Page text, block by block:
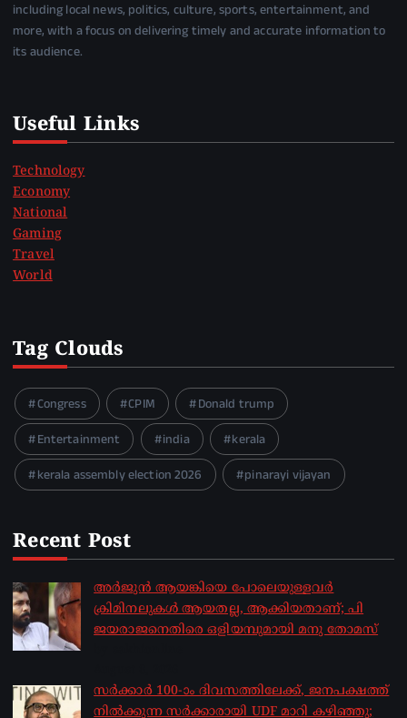
including local news, politics, culture, sports, entertainment, and
more, with a focus on delivering timely and accurate information to
its audience.
Useful Links
Technology
Economy
National
Gaming
Travel
World
Tag Clouds
Congress CPIM
Donald trump
Entertainment
india
kerala
kerala assembly election 2026
pinarayi vijayan
Recent Post
അർജുൻ ആയങ്കിയെ പോലെയുള്ളവർ
ക്രിമിനലുകൾ ആയതല്ല, ആക്കിയതാണ്; പി
ജയരാജനെതിരെ ഒളിയമ്പുമായി മനു തോമസ്
സർക്കാർ 100-ാം ദിവസത്തിലേക്ക്, ജനപക്ഷത്ത്
നിൽക്കുന്ന സർക്കാരായി UDF മാറി കഴിഞ്ഞു;